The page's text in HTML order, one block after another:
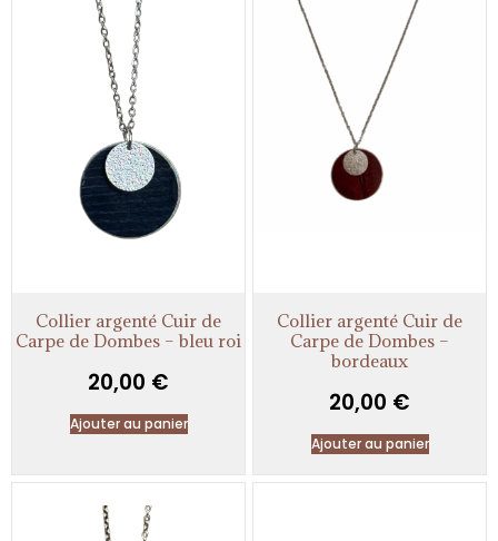
Collier argenté Cuir de
Carpe de Dombes – bleu roi
20,00 €
Ajouter au panier
Collier argenté Cuir de
Carpe de Dombes –
bordeaux
20,00 €
Ajouter au panier